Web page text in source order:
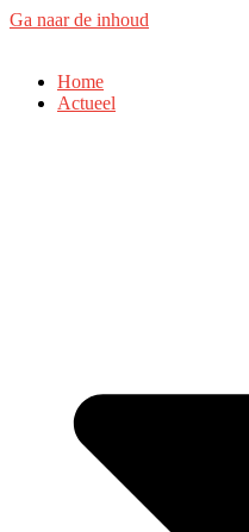
Ga naar de inhoud
Home
Actueel